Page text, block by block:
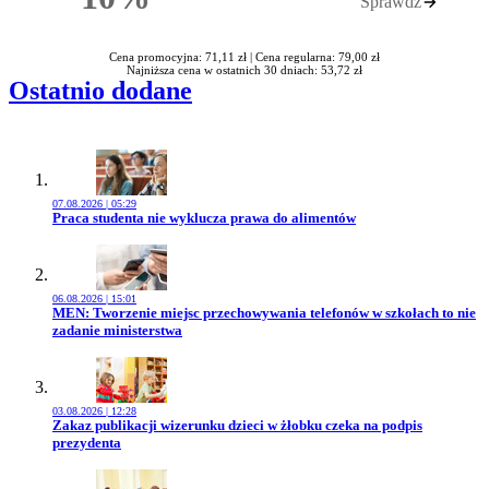
Rabatu
Cena promocyjna: 71,11 zł | Cena regularna: 79,00 zł
Najniższa cena w ostatnich 30 dniach: 53,72 zł
Ostatnio dodane
07.08.2026 | 05:29
Przejdź do artykułu:
Praca studenta nie wyklucza prawa do alimentów
06.08.2026 | 15:01
Przejdź do artykułu:
MEN: Tworzenie miejsc przechowywania telefonów w szkołach to nie
zadanie ministerstwa
03.08.2026 | 12:28
Przejdź do artykułu:
Zakaz publikacji wizerunku dzieci w żłobku czeka na podpis
prezydenta